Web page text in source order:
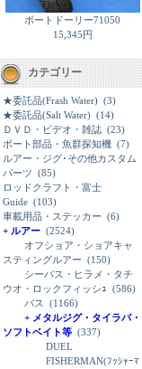
ボートドーリー71050
15,345円
カテゴリー
★委託品(Frash Water) (3)
★委託品(Salt Water) (14)
ＤＶＤ・ビデオ・雑誌 (23)
ボート部品・魚群探知機 (7)
ルアー・ジグ･その他カスタム
パーツ (85)
ロッドクラフト・富士
Guide (103)
車載用品・ステッカー (6)
+ ルアー (2524)
オフショア・ショアキャ
スティングルアー (150)
シーバス・ヒラメ・タチ
ウオ・ロックフィッシｭ (586)
バス
(1166)
+ メタルジグ・タイラバ・
ソフトベイト等 (337)
DUEL
FISHERMAN(ﾌｯｼｬｰﾏ